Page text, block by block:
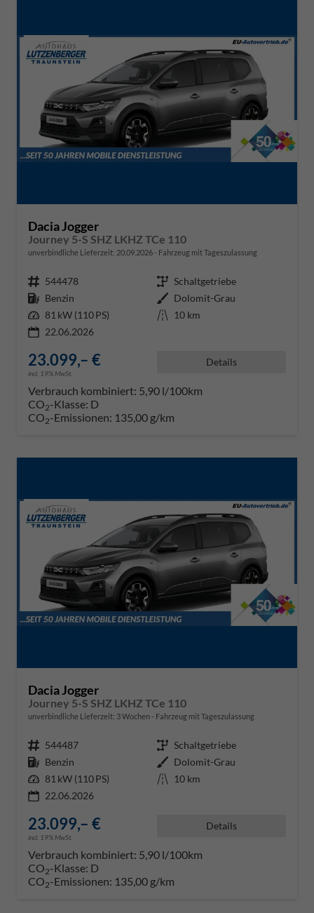
Dacia Jogger
Journey 5-S SHZ LKHZ TCe 110
unverbindliche Lieferzeit: 20.09.2026 Fahrzeug mit Tageszulassung
Fahrzeugnr. 544478 Getriebe Schaltgetriebe
Kraftstoff Benzin Außenfarbe Dolomit-Grau
Leistung 81 kW (110 PS) Kilometerstand 10 km
22.06.2026
23.099,– €
incl. 19% MwSt.
Details
Verbrauch kombiniert: 5,90 l/100km
CO2-Klasse: D
CO2-Emissionen: 135,00 g/km
Dacia Jogger
Journey 5-S SHZ LKHZ TCe 110
unverbindliche Lieferzeit: 3 Wochen Fahrzeug mit Tageszulassung
Fahrzeugnr. 544487 Getriebe Schaltgetriebe
Kraftstoff Benzin Außenfarbe Dolomit-Grau
Leistung 81 kW (110 PS) Kilometerstand 10 km
22.06.2026
23.099,– €
incl. 19% MwSt.
Details
Verbrauch kombiniert: 5,90 l/100km
CO2-Klasse: D
CO2-Emissionen: 135,00 g/km